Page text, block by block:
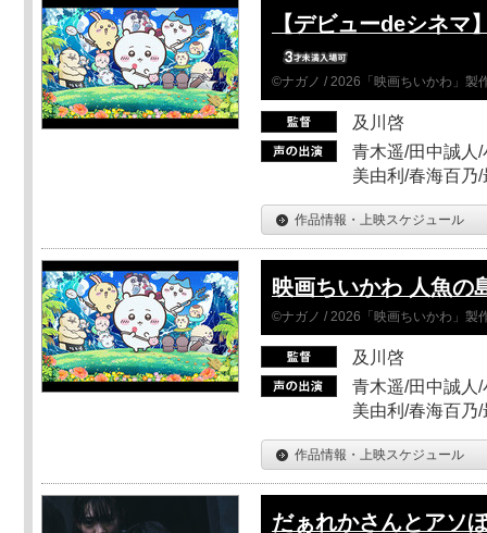
【デビューdeシネマ
©ナガノ / 2026「映画ちいかわ」製
及川啓
青木遥/田中誠人
美由利/春海百乃
作品情報・上映スケジュール
映画ちいかわ 人魚の
©ナガノ / 2026「映画ちいかわ」製
及川啓
青木遥/田中誠人
美由利/春海百乃
作品情報・上映スケジュール
だぁれかさんとアソ